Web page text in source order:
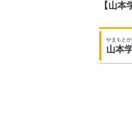
【山
やまもと
山本